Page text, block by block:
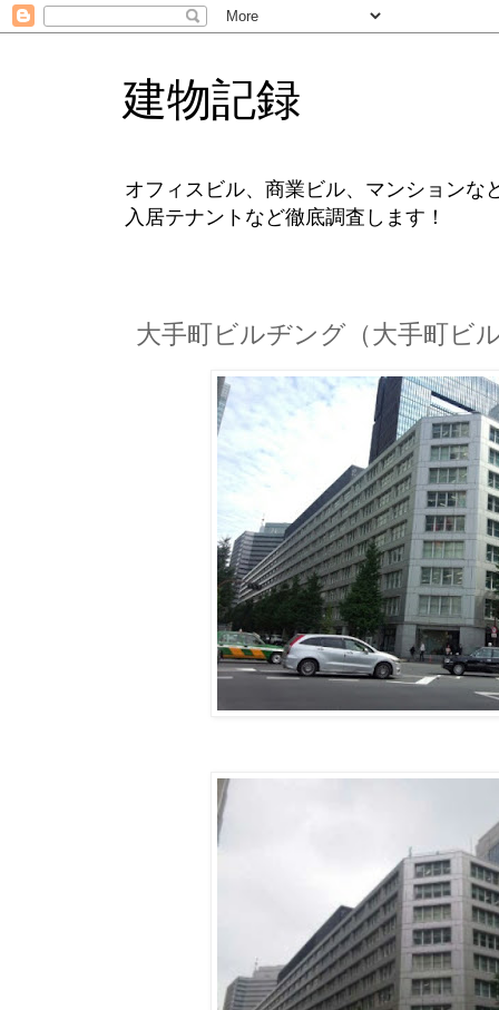
建物記録
オフィスビル、商業ビル、マンションな
入居テナントなど徹底調査します！
大手町ビルヂング（大手町ビ